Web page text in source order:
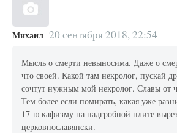
Михаил 20 сентября 2018, 22:54
Мысль о смерти невыносима. Даже о
что своей. Какой там некролог, пускай
сочтут нужным мой некролог. Славы от
Тем более если помирать, какая уже
17-ю кафизму на надгробной плите
церковнославянски.